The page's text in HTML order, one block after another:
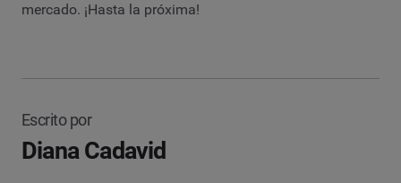
mercado. ¡Hasta la próxima!
Escrito por
Diana Cadavid